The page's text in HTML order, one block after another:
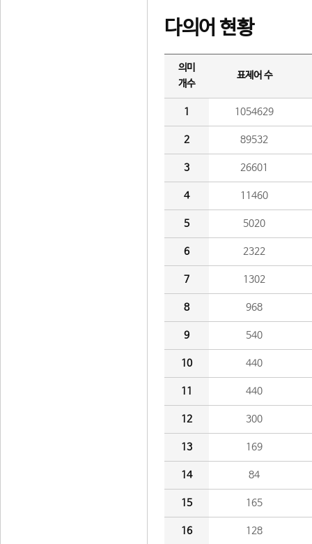
다의어 현황
의미
개수
표제어 수
1 1054629
2 89532
3 26601
4 11460
5 5020
6 2322
7 1302
8 968
9 540
10 440
11 440
12 300
13 169
14 84
15 165
16 128